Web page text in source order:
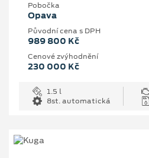
Pobočka
Opava
Původní cena s DPH
989 800 Kč
Cenové zvýhodnění
230 000 Kč
1.5 l
8st. automatická